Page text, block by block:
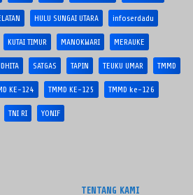
HULU SUNGAI UTARA infoserdadu
KUTAI TIMUR MANOKWARI MERAUKE
SATGAS TAPIN TEUKU UMAR TMMD
KE-124 TMMD KE-125 TMMD ke-126
TNI RI YONIF
TENTANG KAMI